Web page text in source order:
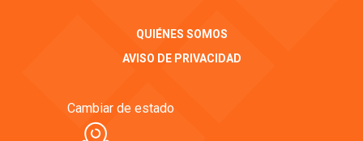
QUIÉNES SOMOS
AVISO DE PRIVACIDAD
Cambiar de estado